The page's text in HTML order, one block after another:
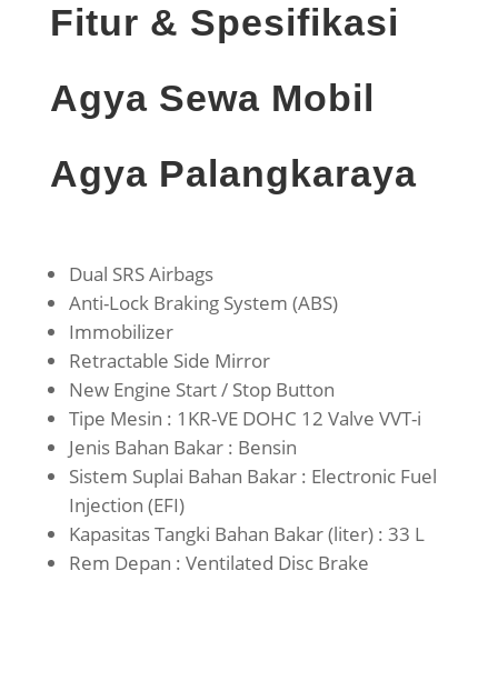
Fitur & Spesifikasi
Agya Sewa Mobil
Agya Palangkaraya
Dual SRS Airbags
Anti-Lock Braking System (ABS)
Immobilizer
Retractable Side Mirror
New Engine Start / Stop Button
Tipe Mesin : 1KR-VE DOHC 12 Valve VVT-i
Jenis Bahan Bakar : Bensin
Sistem Suplai Bahan Bakar : Electronic Fuel
Injection (EFI)
Kapasitas Tangki Bahan Bakar (liter) : 33 L
Rem Depan : Ventilated Disc Brake